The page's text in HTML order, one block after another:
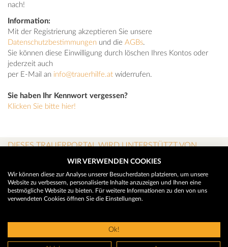
nach!
Information:
Mit der Registrierung akzeptieren Sie unsere
Datenschutzbestimmungen und die AGBs.
Sie können diese Einwilligung durch löschen Ihres Kontos oder
jederzeit auch
per E-Mail an info@trauerhilfe.at widerrufen.
Sie haben Ihr Kennwort vergessen?
Klicken Sie bitte hier!
DIESES TRAUERPORTAL WIRD UNTERSTÜTZT VON
WIR VERWENDEN COOKIES
Wir können diese zur Analyse unserer Besucherdaten platzieren, um unsere
Website zu verbessern, personalisierte Inhalte anzuzeigen und Ihnen eine
bestmögliche Website zu bieten. Für weitere Informationen zu den von uns
verwendeten Cookies öffnen Sie die Einstellungen.
Ok!